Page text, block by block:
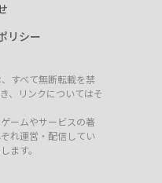
リシー
すべて無断転載を禁
、リンクについてはそ
ームやサービスの著
れ運営・配信してい
ます。